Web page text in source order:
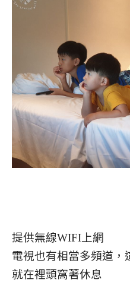
提供無線WIFI上網
電視也有相當多頻道，
就在裡頭窩著休息